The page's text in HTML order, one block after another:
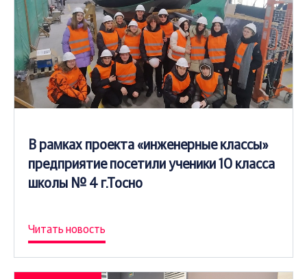
В рамках проекта «инженерные классы»
предприятие посетили ученики 10 класса
школы № 4 г.Тосно
Читать новость